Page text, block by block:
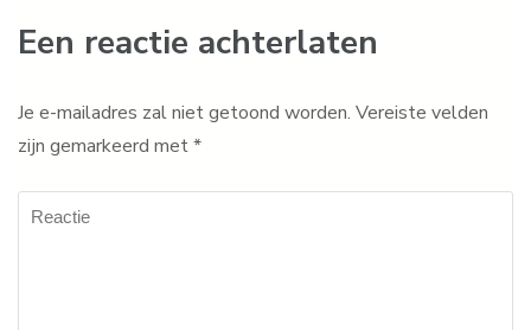
Een reactie achterlaten
Je e-mailadres zal niet getoond worden. Vereiste velden
zijn gemarkeerd met*
Reactie